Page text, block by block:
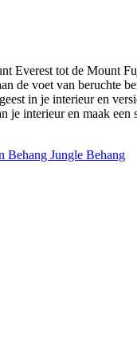
tot de Mount
de voet van beruchte
in je interieur en
interieur en maak
Behang Jungle Behang